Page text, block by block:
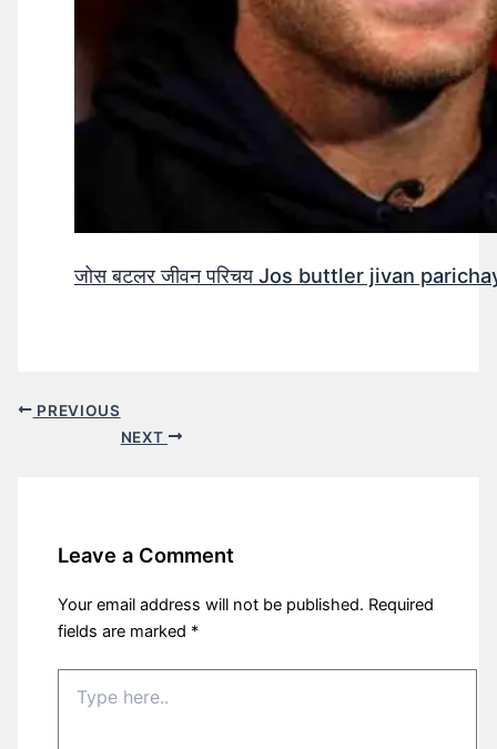
जोस बटलर जीवन परिचय Jos buttler jivan
PREVIOUS
NEXT
Leave a Comment
Your email address will not be published. Required
fields are marked *
here..